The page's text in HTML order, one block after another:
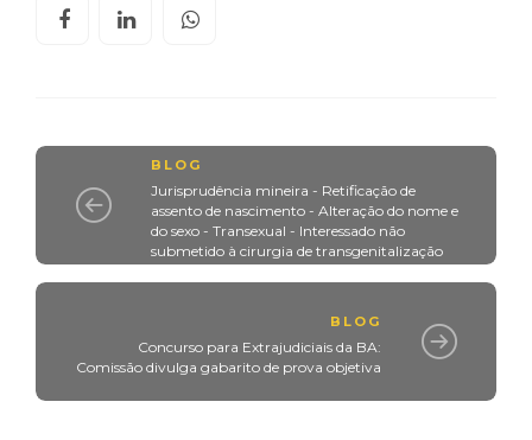
BLOG
Jurisprudência mineira - Retificação de
assento de nascimento - Alteração do nome e
do sexo - Transexual - Interessado não
submetido à cirurgia de transgenitalização
BLOG
Concurso para Extrajudiciais da BA:
Comissão divulga gabarito de prova objetiva